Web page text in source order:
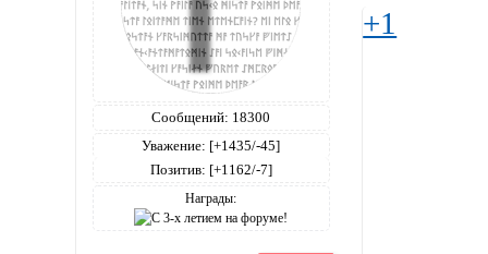
Сообщений: 18300
Уважение: [+1435/-45]
Позитив: [+1162/-7]
Награды:
+1